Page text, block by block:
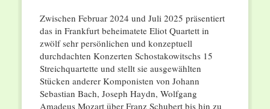
Zwischen Februar 2024 und Juli 2025 präsentiert
das in Frankfurt beheimatete Eliot Quartett in
zwölf sehr persönlichen und konzeptuell
durchdachten Konzerten Schostakowitschs 15
Streichquartette und stellt sie ausgewählten
Stücken anderer Komponisten von Johann
Sebastian Bach, Joseph Haydn, Wolfgang
Amadeus Mozart über Franz Schubert bis hin zu